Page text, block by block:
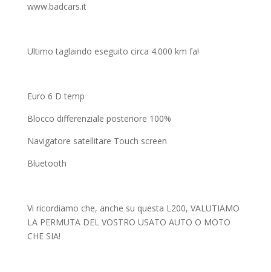
www.badcars.it
Ultimo taglaindo eseguito circa 4.000 km fa!
Euro 6 D temp
Blocco differenziale posteriore 100%
Navigatore satellitare Touch screen
Bluetooth
Vi ricordiamo che, anche su questa L200, VALUTIAMO
LA PERMUTA DEL VOSTRO USATO AUTO O MOTO
CHE SIA!